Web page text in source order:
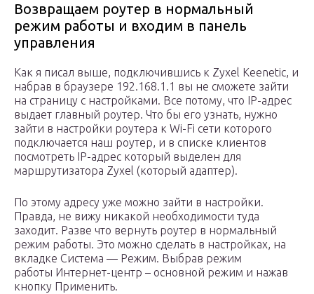
Возвращаем роутер в нормальный
режим работы и входим в панель
управления
Как я писал выше, подключившись к Zyxel Keenetic, и
набрав в браузере 192.168.1.1 вы не сможете зайти
на страницу с настройками. Все потому, что IP-адрес
выдает главный роутер. Что бы его узнать, нужно
зайти в настройки роутера к Wi-Fi сети которого
подключается наш роутер, и в списке клиентов
посмотреть IP-адрес который выделен для
маршрутизатора Zyxel (который адаптер).
По этому адресу уже можно зайти в настройки.
Правда, не вижу никакой необходимости туда
заходит. Разве что вернуть роутер в нормальный
режим работы. Это можно сделать в настройках, на
вкладке Система — Режим. Выбрав режим
работы Интернет-центр – основной режим и нажав
кнопку Применить.